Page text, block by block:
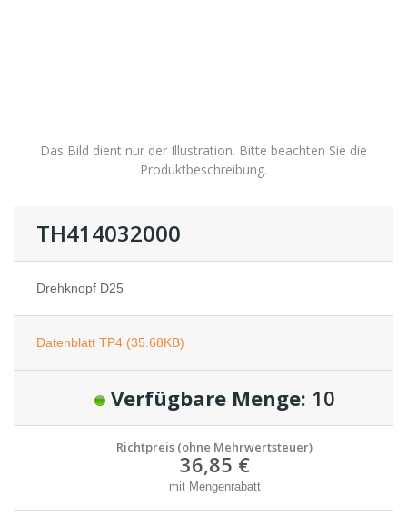
Das Bild dient nur der Illustration. Bitte beachten Sie die
Produktbeschreibung.
TH414032000
Drehknopf D25
Datenblatt TP4 (35.68KB)
Verfügbare Menge: 10
Richtpreis (ohne Mehrwertsteuer)
36,85 €
mit Mengenrabatt